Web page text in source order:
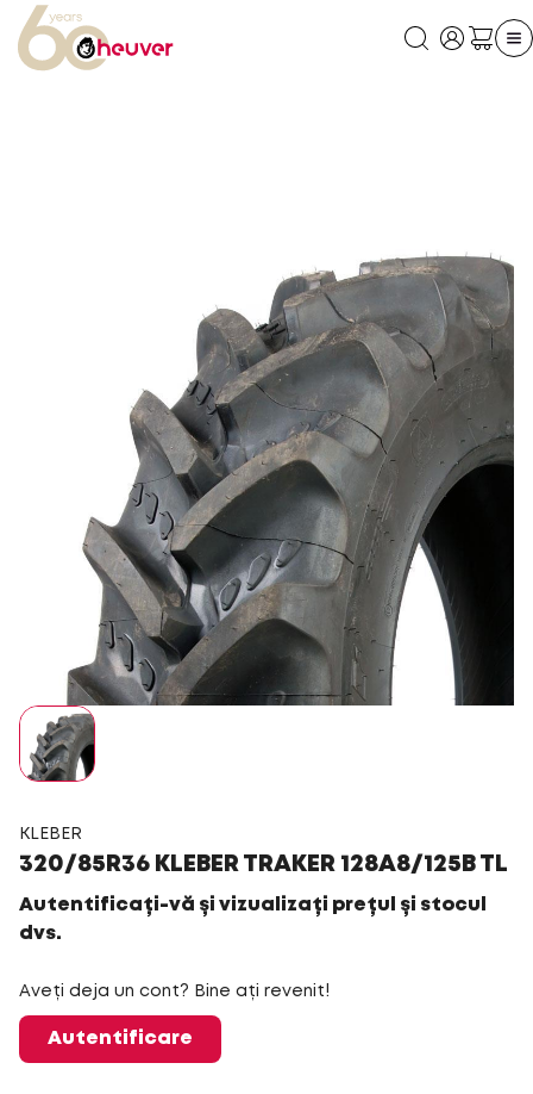
KLEBER
320/85R36 KLEBER TRAKER 128A8/125B TL
Autentificați-vă și vizualizați prețul și stocul
dvs.
Aveți deja un cont? Bine ați revenit!
Autentificare